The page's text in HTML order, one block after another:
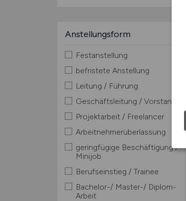
Anstellungsform
Festanstellung
befristete Anstellung
Leitung / Führung
Geschäftsleitung / Vorstand
Projektarbeit / Freelancer
Arbeitnehmerüberlassung
geringfügige Beschäftigung /
Minijob
Berufseinstieg / Trainee
Bachelor-/ Master-/ Diplom-
Arbeit